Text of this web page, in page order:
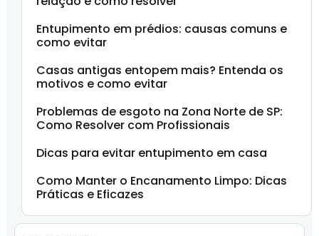
Entupimento em prédios: causas comuns e
como evitar
Casas antigas entopem mais? Entenda os
motivos e como evitar
Problemas de esgoto na Zona Norte de SP:
Como Resolver com Profissionais
Dicas para evitar entupimento em casa
Como Manter o Encanamento Limpo: Dicas
Práticas e Eficazes